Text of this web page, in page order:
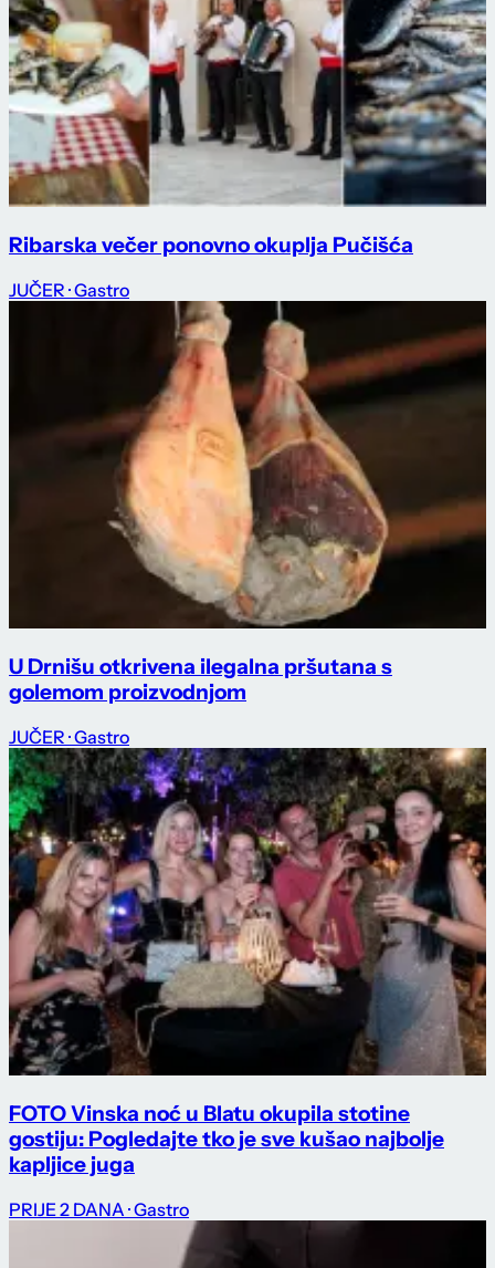
Ribarska večer ponovno okuplja Pučišća
JUČER · Gastro
U Drnišu otkrivena ilegalna pršutana s
golemom proizvodnjom
JUČER · Gastro
FOTO Vinska noć u Blatu okupila stotine
gostiju: Pogledajte tko je sve kušao najbolje
kapljice juga
PRIJE 2 DANA · Gastro